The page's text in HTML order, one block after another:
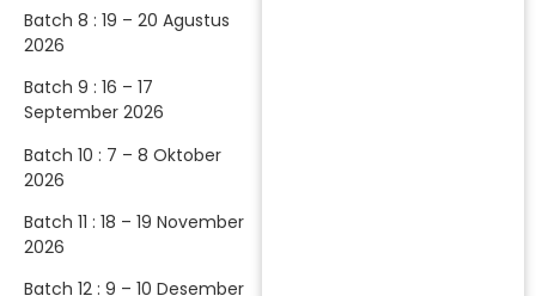
Batch 8 : 19 – 20 Agustus
2026
Batch 9 : 16 – 17
September 2026
Batch 10 : 7 – 8 Oktober
2026
Batch 11 : 18 – 19 November
2026
Batch 12 : 9 – 10 Desember